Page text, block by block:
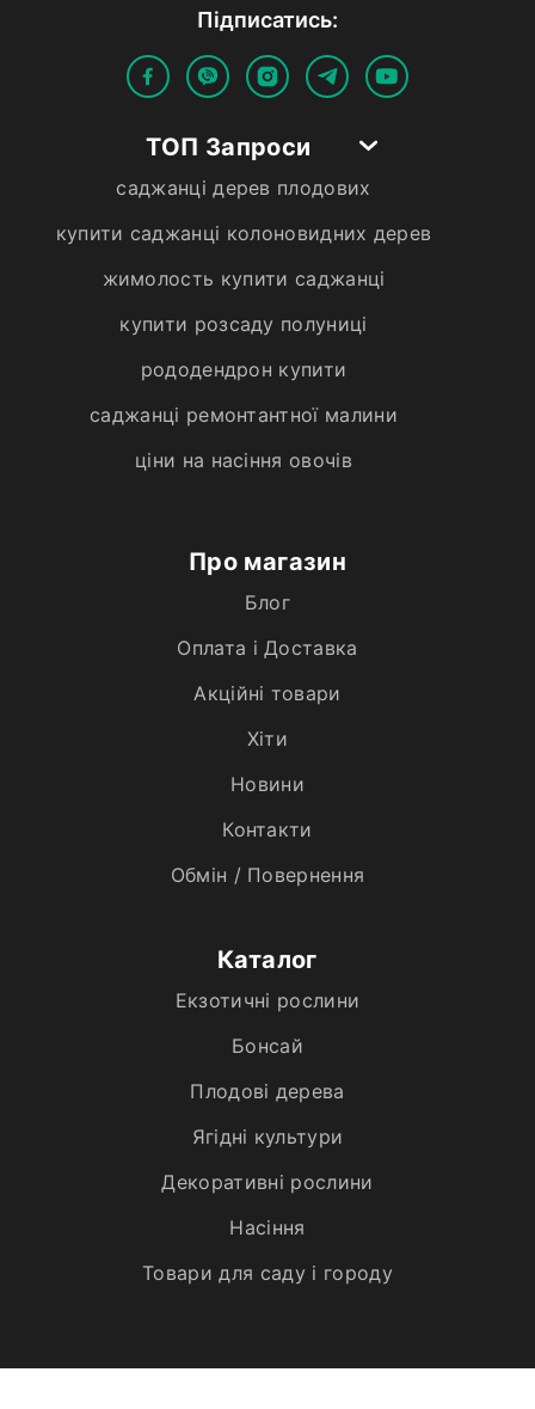
Пiдписатись:
ТОП Запроси
саджанці дерев плодових
купити саджанці колоновидних дерев
жимолость купити саджанці
купити розсаду полуниці
рододендрон купити
саджанці ремонтантної малини
ціни на насіння овочів
Про магазин
Блог
Оплата і Доставка
Акційні товари
Хiти
Новини
Контакти
Обмін / Повернення
Каталог
Екзотичні рослини
Бонсай
Плодові дерева
Ягідні культури
Декоративні рослини
Насіння
Товари для саду і городу